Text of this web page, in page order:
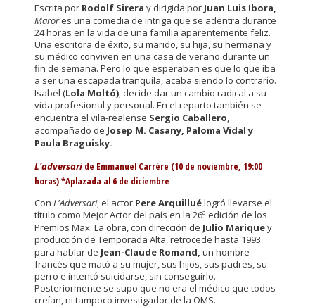
Escrita por Rodolf Sirera y dirigida por Juan Luis Ibora,
Marores una comedia de intriga que se adentra durante
24 horas en la vida de una familia aparentemente feliz.
Una escritora de éxito, su marido, su hija, su hermana y
su médico conviven en una casa de verano durante un
fin de semana. Pero lo que esperaban es que lo que iba
a ser una escapada tranquila, acaba siendo lo contrario.
Isabel (Lola Moltó), decide dar un cambio radical a su
vida profesional y personal. En el reparto también se
encuentra el vila-realense Sergio Caballero,
acompañado de Josep M. Casany, Paloma Vidal y
Paula Braguisky.
L'adversari de Emmanuel Carrère (10 de noviembre, 19:00
horas) *Aplazada al 6 de diciembre
Con L'Adversari, el actor Pere Arquilluélogró llevarse el
título como Mejor Actor del país en la 26ª edición de los
Premios Max. La obra, con dirección de Julio Mariquey
producción de Temporada Alta, retrocede hasta 1993
para hablar de Jean-Claude Romand, un hombre
francés que mató a su mujer, sus hijos, sus padres, su
perro e intentó suicidarse, sin conseguirlo.
Posteriormente se supo que no era el médico que todos
creían, ni tampoco investigador de la OMS.